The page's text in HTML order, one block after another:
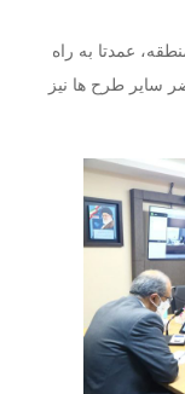
عمدتا به راه
سایر طرح ها نیز